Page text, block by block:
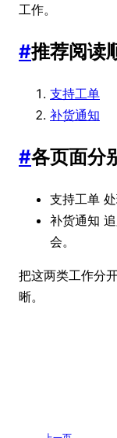
工作。
#推荐阅读
支持工单
补货通知
#各页面分
支持工单
补货通知
会。
把这两类工作分
晰。